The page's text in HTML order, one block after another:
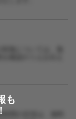
間の目安は、無料
も